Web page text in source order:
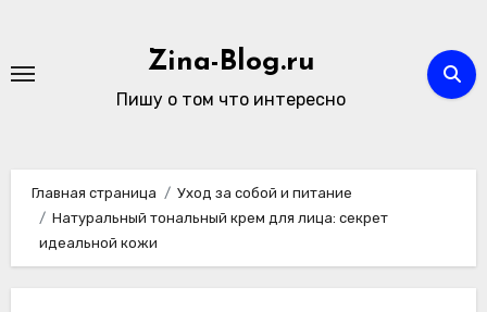
содержимому
Zina-Blog.ru
Пишу о том что интересно
Главная страница
Уход за собой и питание
Натуральный тональный крем для лица: секрет
идеальной кожи